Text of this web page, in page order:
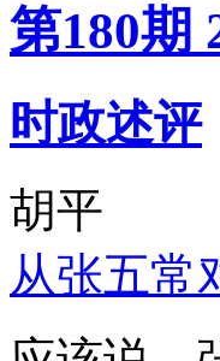
第180期
时政述评
胡平
从张五常